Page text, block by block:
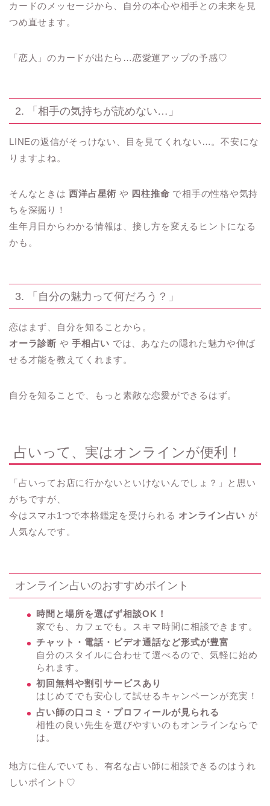
カードのメッセージから、自分の本心や相手との未来を見
つめ直せます。
「恋人」のカードが出たら…恋愛運アップの予感♡
2. 「相手の気持ちが読めない…」
LINEの返信がそっけない、目を見てくれない…。不安にな
りますよね。
そんなときは西洋占星術 や 四柱推命 で相手の性格や気持
ちを深掘り！
生年月日からわかる情報は、接し方を変えるヒントになる
かも。
3. 「自分の魅力って何だろう？」
恋はまず、自分を知ることから。
オーラ診断 や手相占い では、あなたの隠れた魅力や伸ば
せる才能を教えてくれます。
自分を知ることで、もっと素敵な恋愛ができるはず。
占いって、実はオンラインが便利！
「占いってお店に行かないといけないんでしょ？」と思い
がちですが、
今はスマホ1つで本格鑑定を受けられる オンライン占い が
人気なんです。
オンライン占いのおすすめポイント
時間と場所を選ばず相談OK！
家でも、カフェでも。スキマ時間に相談できます。
チャット・電話・ビデオ通話など形式が豊富
自分のスタイルに合わせて選べるので、気軽に始め
られます。
初回無料や割引サービスあり
はじめてでも安心して試せるキャンペーンが充実！
占い師の口コミ・プロフィールが見られる
相性の良い先生を選びやすいのもオンラインならで
は。
地方に住んでいても、有名な占い師に相談できるのはうれ
しいポイント♡